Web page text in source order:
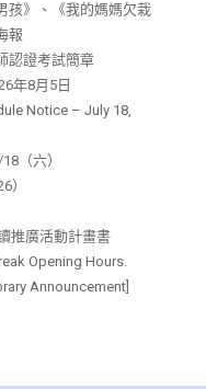
孩》、《我的媽媽欠栽
報
認證考試簡章
年8月5日
Notice – July 18,
（六）
）
推廣活動計畫書
Opening Hours.
Announcement]